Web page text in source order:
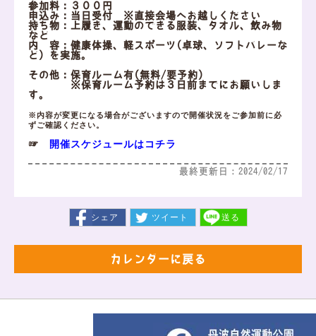
参加料：３００円
申込み：当日受付 ※直接会場へお越しください
持ち物：上履き、運動のできる服装、タオル、飲み物
など
内 容：健康体操、軽スポーツ(卓球、ソフトバレーな
ど）を実施。
その他：保育ルーム有(無料/要予約)
※保育ルーム予約は３日前までにお願いしま
す。
※内容が変更になる場合がございますので開催状況をご参加前に必
ずご確認ください。
☞ 開催スケジュールはコチラ
最終更新日：2024/02/17
シェア ツイート 送る
カレンダーに戻る